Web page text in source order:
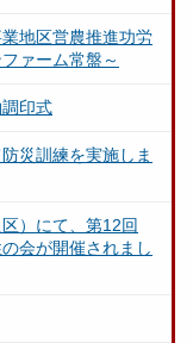
地区営農推進功労
ァーム常盤～
印式
災訓練を実施しま
）にて、第12回
会が開催されまし